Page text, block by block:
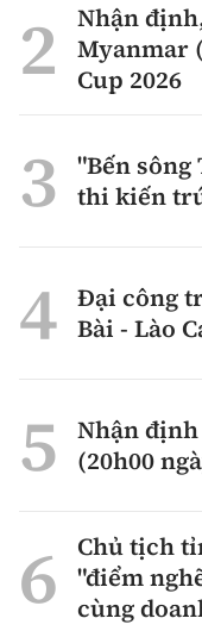
Nhận
Myanmar
Cup 2026
"Bến
thi kiến
Đại công
Bài - Lào
Nhận
(20h00
Chủ tịch
"điểm
cùng